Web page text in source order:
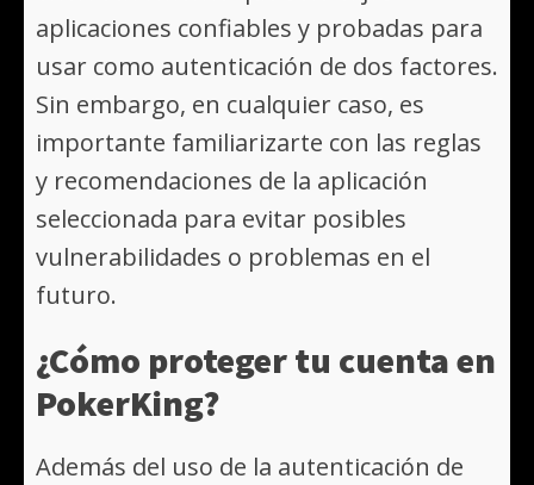
aplicaciones confiables y probadas para
usar como autenticación de dos factores.
Sin embargo, en cualquier caso, es
importante familiarizarte con las reglas
y recomendaciones de la aplicación
seleccionada para evitar posibles
vulnerabilidades o problemas en el
futuro.
¿Cómo proteger tu cuenta en
PokerKing?
Además del uso de la autenticación de